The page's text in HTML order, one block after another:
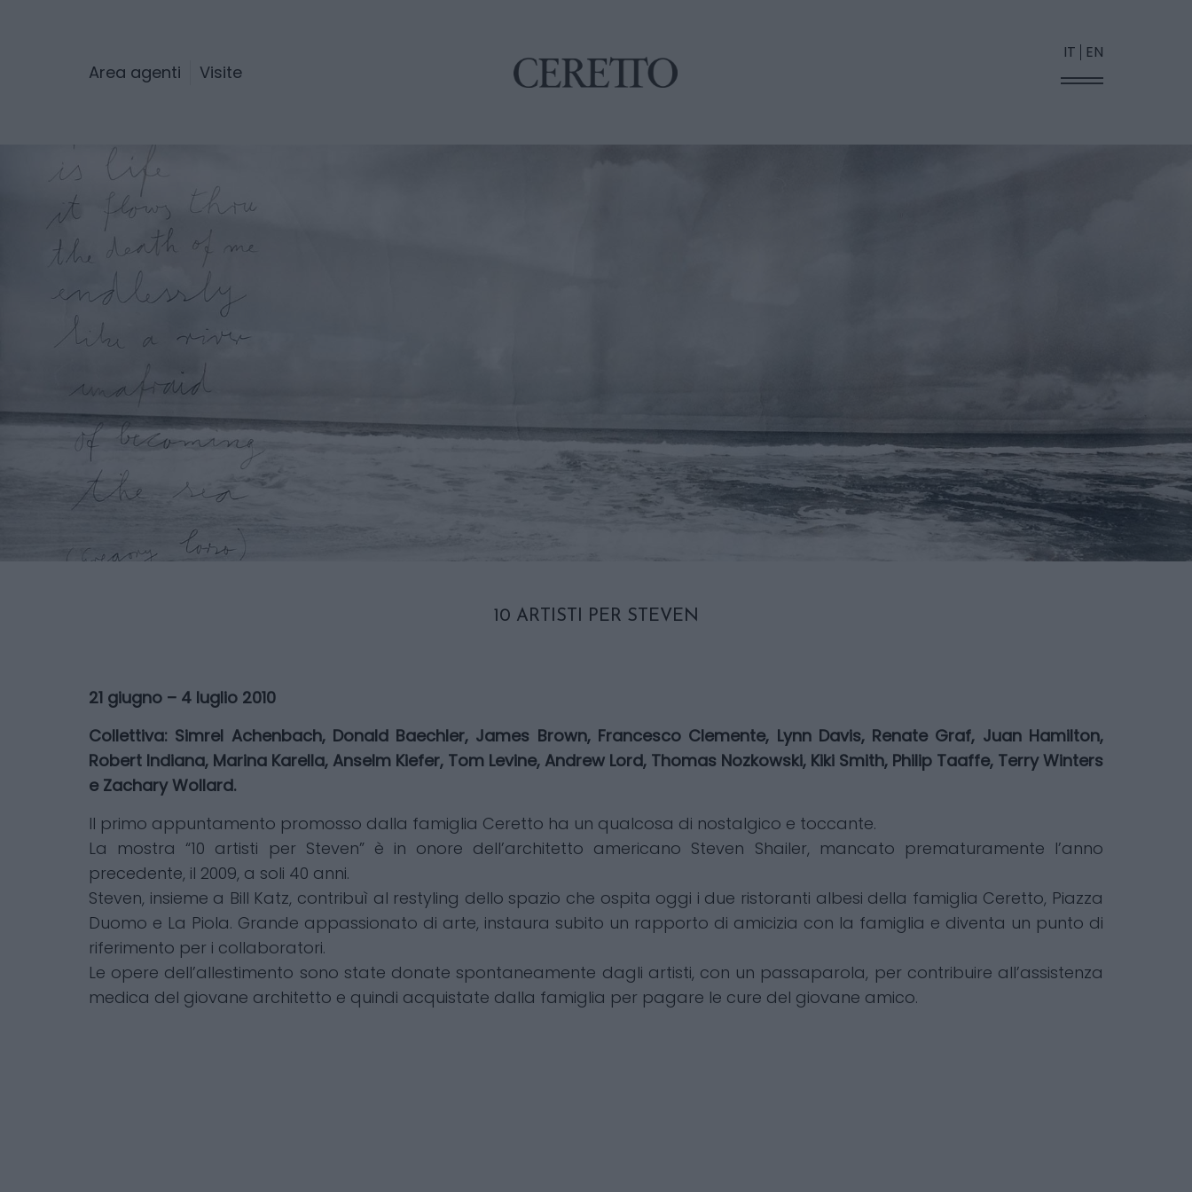
Area agenti Visite
IT EN
10 ARTISTI PER STEVEN
21 giugno – 4 luglio 2010
Collettiva: Simrel Achenbach, Donald Baechler, James Brown, Francesco Clemente, Lynn Davis, Renate Graf, Juan Hamilton,
Robert Indiana, Marina Karella, Anselm Kiefer, Tom Levine, Andrew Lord, Thomas Nozkowski, Kiki Smith, Philip Taaffe, Terry Winters
e Zachary Wollard.
Il primo appuntamento promosso dalla famiglia Ceretto ha un qualcosa di nostalgico e toccante.
La mostra “10 artisti per Steven” è in onore dell’architetto americano Steven Shailer, mancato prematuramente l’anno
precedente, il 2009, a soli 40 anni.
Steven, insieme a Bill Katz, contribuì al restyling dello spazio che ospita oggi i due ristoranti albesi della famiglia Ceretto, Piazza
Duomo e La Piola. Grande appassionato di arte, instaura subito un rapporto di amicizia con la famiglia e diventa un punto di
riferimento per i collaboratori.
Le opere dell’allestimento sono state donate spontaneamente dagli artisti, con un passaparola, per contribuire all’assistenza
medica del giovane architetto e quindi acquistate dalla famiglia per pagare le cure del giovane amico.